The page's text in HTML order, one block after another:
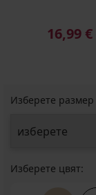
16,99 €
Изберете размер
Изберете цвят: